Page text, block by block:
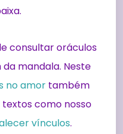
consultar oráculos
mandala. Neste
no amor também
como nosso
vínculos.